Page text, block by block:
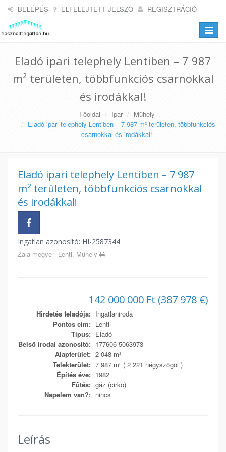
BELÉPÉS ELFELEJTETT JELSZÓ REGISZTRÁCIÓ
Toggle
Eladó ipari telephely Lentiben – 7 987
m² területen, többfunkciós csarnokkal
és irodákkal!
Főoldal Ipar
Műhely
Eladó ipari telephely Lentiben – 7 987 m² területen, többfunkciós
csarnokkal és irodákkal!
Eladó ipari telephely Lentiben – 7 987
m² területen, többfunkciós csarnokkal
és irodákkal!
Ingatlan azonosító: HI-2587344
Zala megye - Lenti, Műhely
142 000 000 Ft (387 978 €)
Hirdetés feladója: Ingatlaniroda
Pontos cím: Lenti
Típus: Eladó
Belső irodai azonosító: 177606-5063973
Alapterület: 2 048 m²
Telekterület: 7 987 m² ( 2 221 négyszögöl )
Építés éve: 1982
Fűtés: gáz (cirko)
Napelem van?: nincs
Leírás